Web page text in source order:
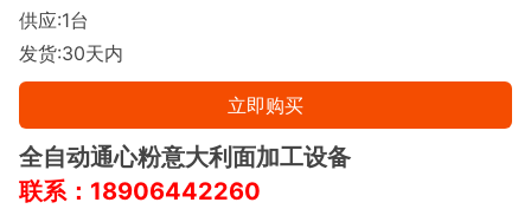
供应:1台
发货:30天内
立即购买
全自动通心粉意大利面加工设备
联系：18906442260